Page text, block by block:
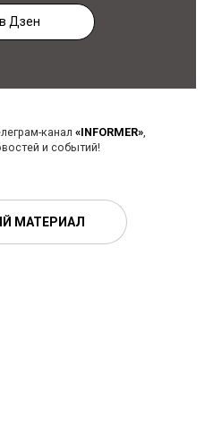
Дзен
канал «INFORMER»,
и событий!
МАТЕРИАЛ